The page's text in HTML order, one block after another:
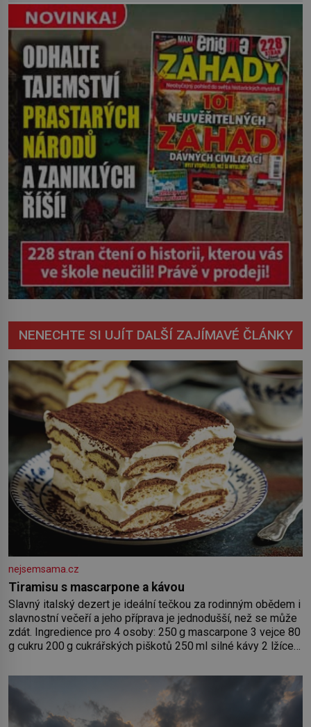
zasáhl dříve, než si vůbec uvědomil
pohyb: tiše, nelidsky přesně. „Odkud…?“
zachrčel starší student, ale v houštině
na břehu nebyl nikdo, kdo by po nich
mohl cokoliv házet. A když se […]
NENECHTE SI UJÍT DALŠÍ ZAJÍMAVÉ ČLÁNKY
nejsemsama.cz
Tiramisu s mascarpone a kávou
Slavný italský dezert je ideální tečkou za rodinným obědem i
slavnostní večeří a jeho příprava je jednodušší, než se může
zdát. Ingredience pro 4 osoby: 250 g mascarpone 3 vejce 80
g cukru 200 g cukrářských piškotů 250 ml silné kávy 2 lžíce
bílků. Žloutky vyšlehejte s cukrem do světlé pěny a postupně
do nich vmíchejte mascarpone, aby vznikl hladký